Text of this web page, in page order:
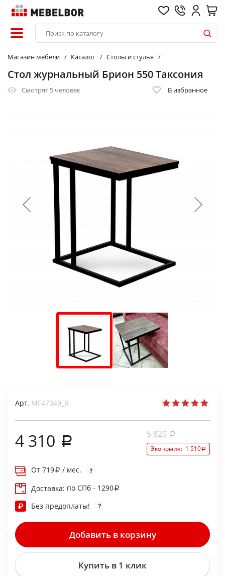
Магазин мебели Каталог Столы и стулья
Стол журнальный Брион 550 Таксония
Смотрят 5 человек В избранное
Арт. МГ47349_8
4 310 5 820
Экономия: 1 510
От 719
/ мес.
Доставка: по СПб - 1290
Без предоплаты!
Добавить в корзину
Купить в 1 клик